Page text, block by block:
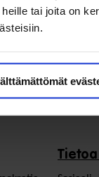
heille tai joita on
ry